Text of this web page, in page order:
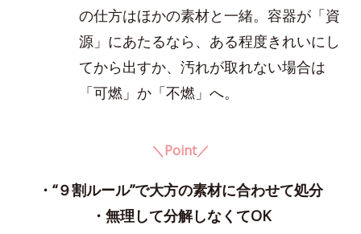
の仕方はほかの素材と一緒。容器が「資
源」にあたるなら、ある程度きれいにし
てから出すか、汚れが取れない場合は
「可燃」か「不燃」へ。
＼Point／
・“９割ルール”で大方の素材に合わせて処分
・無理して分解しなくてOK